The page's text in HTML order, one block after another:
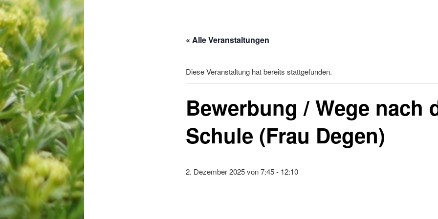
« Alle Veranstaltungen
Diese Veranstaltung hat bereits stattgefunden.
Bewerbung / Wege nach
Schule (Frau Degen)
2. Dezember 2025 von 7:45- 12:10